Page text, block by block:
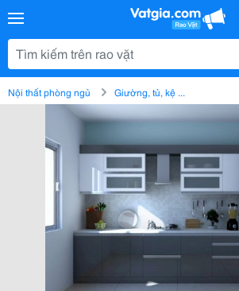
Nội thất phòng ngủ Giường, tủ, kệ ...